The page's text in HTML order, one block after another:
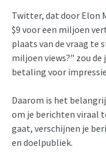
Twitter, dat door Elon
$9 voor een miljoen
plaats van de vraag
miljoen views?" zou de
betaling voor
Daarom is het
om je berichten viraal
gaat, verschijnen je
en doelpubliek.